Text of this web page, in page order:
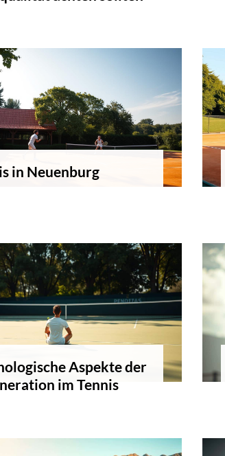
in Neuenburg
Aspekte der
im Tennis